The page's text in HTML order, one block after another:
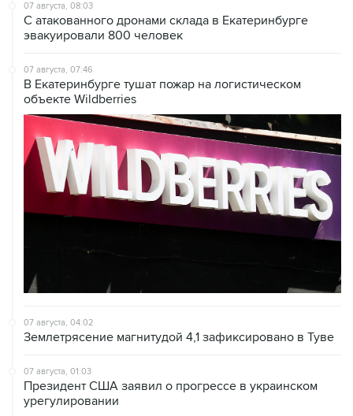
07 августа, 08:03
С атакованного дронами склада в Екатеринбурге
эвакуировали 800 человек
07 августа, 07:46
В Екатеринбурге тушат пожар на логистическом
объекте Wildberries
07 августа, 04:02
Землетрясение магнитудой 4,1 зафиксировано в Туве
07 августа, 01:03
Президент США заявил о прогрессе в украинском
урегулировании